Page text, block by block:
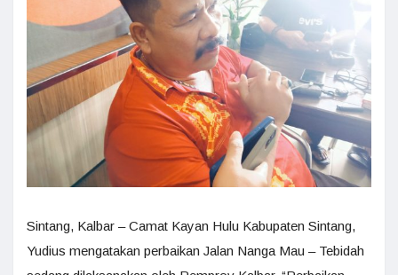
Sintang, Kalbar – Camat Kayan Hulu Kabupaten Sintang,
Yudius mengatakan perbaikan Jalan Nanga Mau – Tebidah